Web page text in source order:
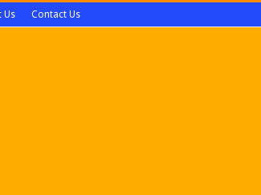
Us Contact Us